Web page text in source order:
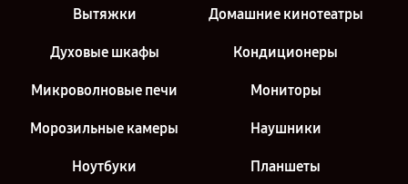
Вытяжки Домашние кинотеатры
Духовые шкафы Кондиционеры
Микроволновые печи Мониторы
Морозильные камеры Наушники
Ноутбуки Планшеты